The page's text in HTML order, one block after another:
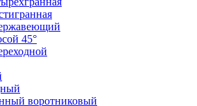
45°
воротниковый